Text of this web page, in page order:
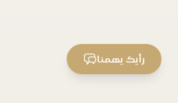
رأيك يهمنا